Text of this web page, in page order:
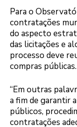
Para o
contratações
do aspecto
das licitações e
processo deve
compras públicas.
“Em outras
a fim de garantir
públicos,
contratações